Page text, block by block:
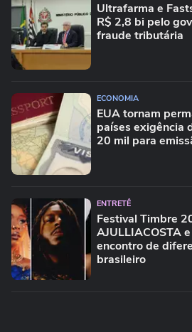
Ultrafarma e
R$ 2,8 bi pelo
fraude tributária
ECONOMIA
EUA tornam
países exigência
20 mil para
ENTRETÊ
Festival Timbre
AJULLIACOSTA
encontro de
brasileiro